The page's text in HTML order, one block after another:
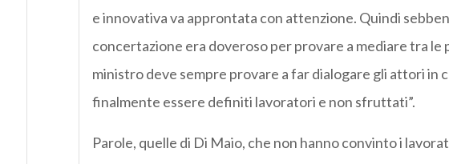
e innovativa va approntata con attenzione. Quindi
concertazione era doveroso per provare a mediare tra le
ministro deve sempre provare a far dialogare gli attori in
finalmente essere definiti lavoratori e non sfruttati”.
Parole, quelle di Di Maio, che non hanno convinto i